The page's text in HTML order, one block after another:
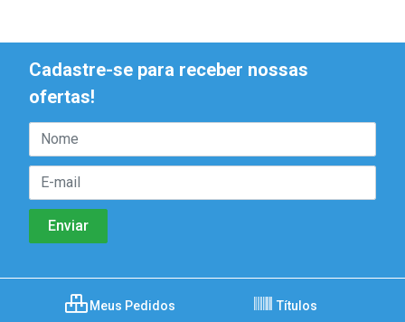
Cadastre-se para receber nossas
ofertas!
Meus Pedidos Títulos